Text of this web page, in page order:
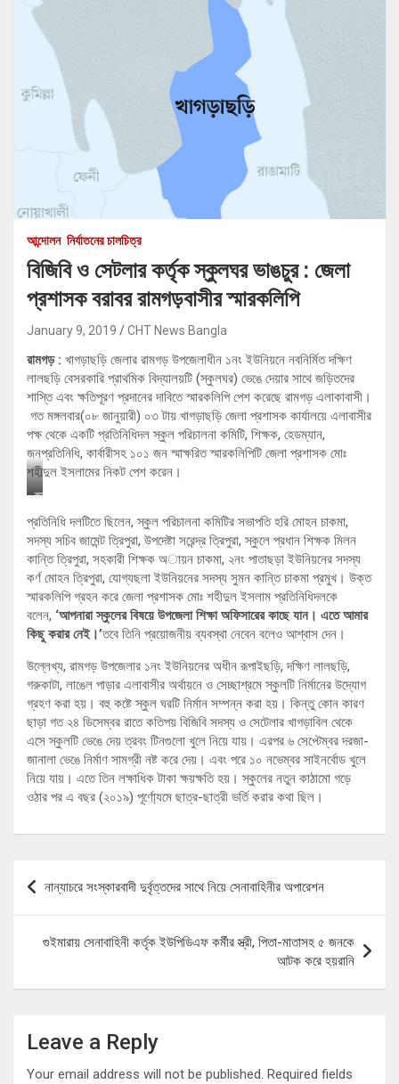
আন্দোলন নির্যাতনের চালচিত্র
বিজিবি ও সেটলার কর্তৃক স্কুলঘর ভাঙচুর : জেলা
প্রশাসক বরাবর রামগড়বাসীর স্মারকলিপি
January 9, 2019 CHT News Bangla
রামগড় : খাগড়াছড়ি জেলার রামগড় উপজেলাধীন ১নং ইউনিয়নে নবনির্মিত দক্ষিণ
লালছড়ি বেসরকারি প্রাথমিক বিদ্যালয়টি (স্কুলঘর) ভেঙে দেয়ার সাথে জড়িতদের
শাস্তি এবং ক্ষতিপূরণ প্রদানের দাবিতে স্মারকলিপি পেশ করেছে রামগড় এলাকাবাসী।
গত মঙ্গলবার(০৮ জানুয়ারী) ০৩ টায় খাগড়াছড়ি জেলা প্রশাসক কার্যালয়ে এলাবাসীর
পক্ষ থেকে একটি প্রতিনিধিদল স্কুল পরিচালনা কমিটি, শিক্ষক, হেডম্যান,
জনপ্রতিনিধি, কার্বারীসহ ১০১ জন স্মাক্ষরিত স্মারকলিপিটি জেলা প্রশাসক মোঃ
শহীদুল ইসলামের নিকট পেশ করেন।
স্মা
ক
লি
পি
প্রতিনিধি দলটিতে ছিলেন, স্কুল পরিচালনা কমিটির সভাপতি হরি মোহন চাকমা,
সদস্য সচিব জামেন্ট ত্রিপুরা, উপদেষ্টা সরেন্দ্র ত্রিপুরা, স্কুলে প্রধান শিক্ষক মিলন
কান্তি ত্রিপুরা, সহকারী শিক্ষক অায়ন চাকমা, ২নং পাতাছড়া ইউনিয়নের সদস্য
কর্ণ মোহন ত্রিপুরা, যোগ্যছলা ইউনিয়নের সদস্য সুমন কান্তি চাকমা প্রমুখ। উক্ত
স্মারকলিপি গ্রহন করে জেলা প্রশাসক মোঃ শহীদুল ইসলাম প্রতিনিধিদলকে
বলেন, ‘আপনারাস্কুলের বিষয়ে উপজেলা শিক্ষা অফিসারের কাছে যান। এতে আমার
কিছু করার নেই।’তবে তিনি প্রয়োজনীয় ব্যবস্থা নেবেন বলেও আশ্বাস দেন।
উল্লেখ্য, রামগড় উপজেলার ১নং ইউনিয়নের অধীন রূপাইছড়ি, দক্ষিণ লালছড়ি,
গরুকাটা, লাঙেল পাড়ার এলাবাসীর অর্থায়নে ও সেচ্ছাশ্রমে স্কুলটি নির্মানের উদ্যোগ
গ্রহণ করা হয়। বহু কষ্টে স্কুল ঘরটি নির্মান সম্পন্ন করা হয়। কিন্তু কোন কারণ
ছাড়া গত ২৪ ডিসেম্বর রাতে কতিপয় বিজিবি সদস্য ও সেটেলার খাগড়াবিল থেকে
এসে স্কুলটি ভেঙে দেয় ত্রবং টিনগুলো খুলে নিয়ে যায়। এরপর ৬ সেপ্টেম্বর দরজা-
জানালা ভেঙে নির্মাণ সামগ্রী নষ্ট করে দেয়। এবং পরে ১০ নভেম্বর সাইনর্বোড খুলে
নিয়ে যায়। এতে তিন লক্ষাধিক টাকা ক্ষয়ক্ষতি হয়। স্কুলের নতুন কাঠামো গড়ে
ওঠার পর এ বছর (২০১৯) পূর্ণো্যমে ছাত্র-ছাত্রী ভর্তি করার কথা ছিল।
Post
navigation
নান্যাচরে সংস্কারবাদী দুর্বৃত্তদের সাথে নিয়ে সেনাবাহিনীর অপারেশন
গুইমারায় সেনাবাহিনী কর্তৃক ইউপিডিএফ কর্মীর স্ত্রী, পিতা-মাতাসহ ৫ জনকে
আটক করে হয়রানি
Leave a Reply
Your email address will not be published. Required fields